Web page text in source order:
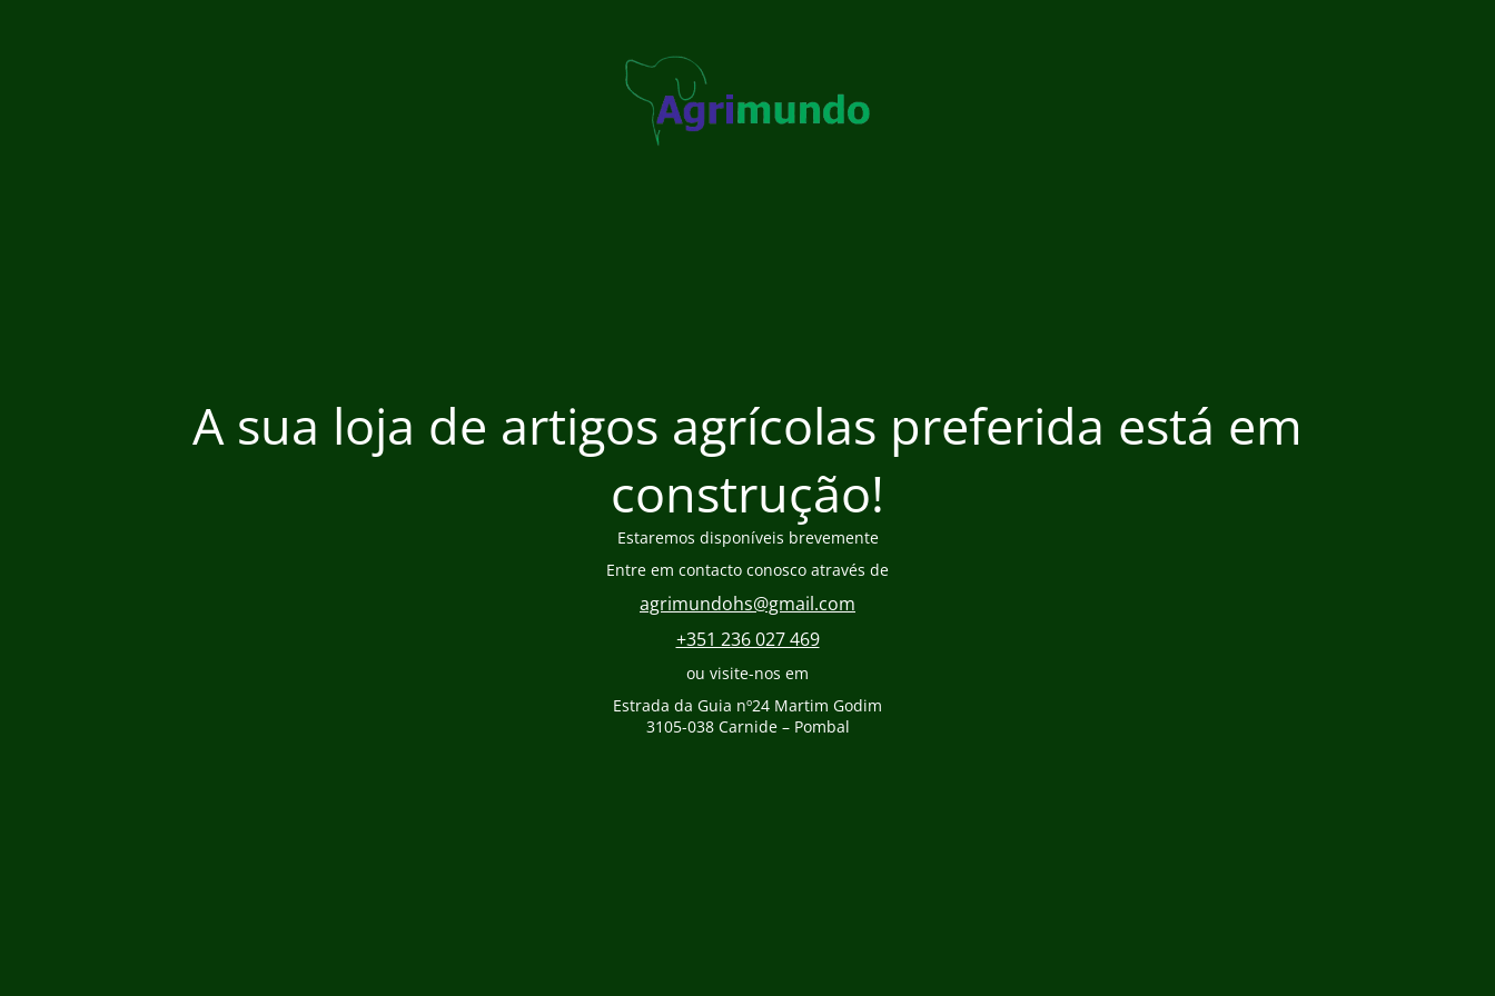
A sua loja de artigos agrícolas preferida está em
construção!
Estaremos disponíveis brevemente
Entre em contacto conosco através de
agrimundohs@gmail.com
+351 236 027 469
ou visite-nos em
Estrada da Guia nº24 Martim Godim
3105-038 Carnide – Pombal